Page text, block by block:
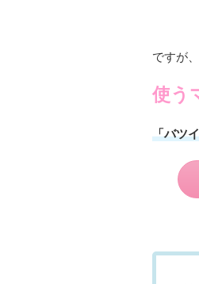
ですが
使う
「バツ